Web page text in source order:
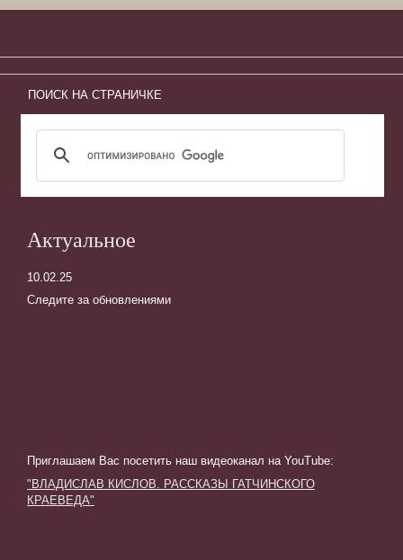
ПОИСК НА СТРАНИЧКЕ
Актуальное
10.02.25
Следите за обновлениями
Приглашаем Вас посетить наш видеоканал на YouTube:
"ВЛАДИСЛАВ КИСЛОВ. РАССКАЗЫ ГАТЧИНСКОГО
КРАЕВЕДА"